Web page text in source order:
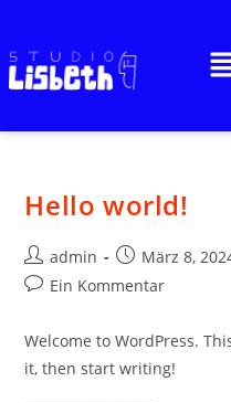
Hello world!
admin März 8,
Ein Kommentar
Welcome to WordPress.
it, then start writing!